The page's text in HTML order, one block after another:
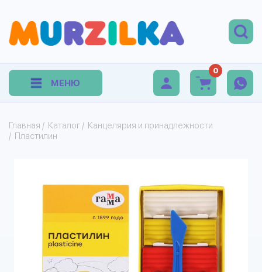
МЕНЮ
0
Главная / Каталог / Канцелярия и принадлежности
/ Пластилин